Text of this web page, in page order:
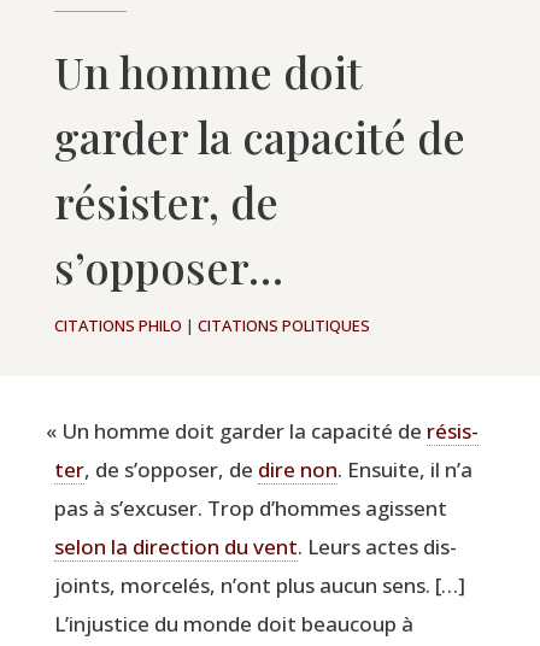
Un homme doit
garder la capacité de
résister, de
s’opposer…
CITATIONS PHILO | CITATIONS POLITIQUES
« Un homme doit gar­der la capa­ci­té de résis­
ter, de s’opposer, de dire non. Ensuite, il n’a
pas à s’excuser. Trop d’hommes agissent
selon la direc­tion du vent. Leurs actes dis­
joints, mor­ce­lés, n’ont plus aucun sens. […]
L’injustice du monde doit beau­coup à